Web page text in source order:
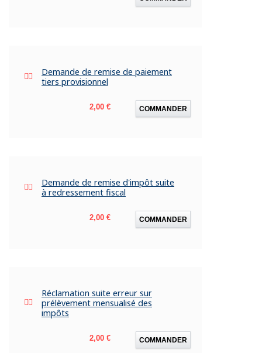
Demande de remise de paiement
tiers provisionnel
Prix
2,00 € COMMANDER
Demande de remise d'impôt suite
à redressement fiscal
Prix
2,00 € COMMANDER
Réclamation suite erreur sur
prélèvement mensualisé des
impôts
Prix
2,00 € COMMANDER